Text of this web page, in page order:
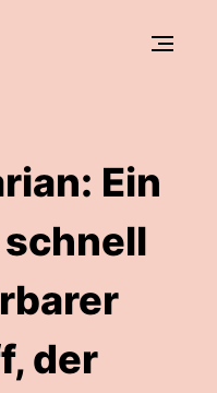
Ein
der